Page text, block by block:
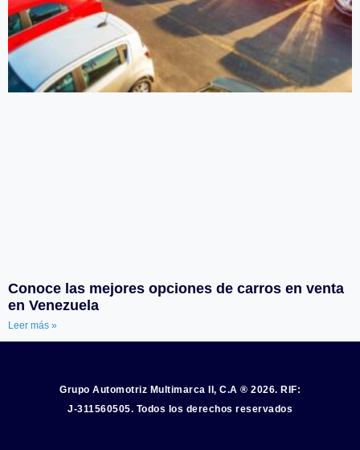
Conoce las mejores opciones de carros en venta
en Venezuela
Leer más »
Grupo Automotriz Multimarca II, C.A ® 2026. RIF:
J-311560505. Todos los derechos reservados